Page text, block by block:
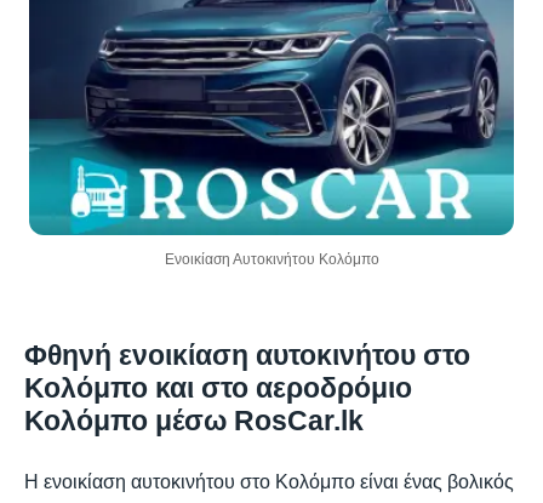
Ενοικίαση Αυτοκινήτου Κολόμπο
Φθηνή ενοικίαση αυτοκινήτου στο
Κολόμπο και στο αεροδρόμιο
Κολόμπο μέσω RosCar.lk
Η ενοικίαση αυτοκινήτου στο Κολόμπο είναι ένας βολικός